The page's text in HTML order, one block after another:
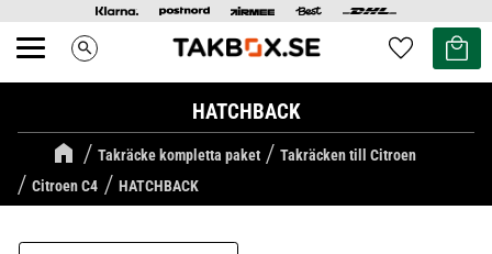
Meny search Favoriter
Kundvagn
HATCHBACK
Takräcke kompletta paket
Takräcken till Citroen
Citroen C4
HATCHBACK